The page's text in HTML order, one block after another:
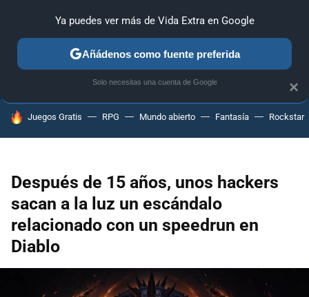
ANÁLISIS GUÍAS Y TRUCOS PC SONY NINTENDO
HOY SE HABLA DE
Juegos Gratis RPG Mundo abierto Fantasía Rockstar
Después de 15 años, unos hackers
sacan a la luz un escándalo
relacionado con un speedrun en
Diablo
×
Ya puedes ver más de Vida Extra en Google
Añádenos como fuente preferida
Solo necesitas una cuenta de Google